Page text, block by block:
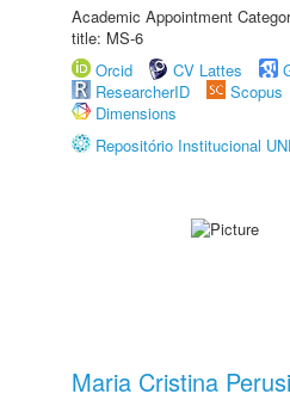
Academic Appointment
title: MS-6
Orcid
CV Lattes
ResearcherID
Scopus
Dimensions
Repositório Institucional
Maria Cristina Perusi